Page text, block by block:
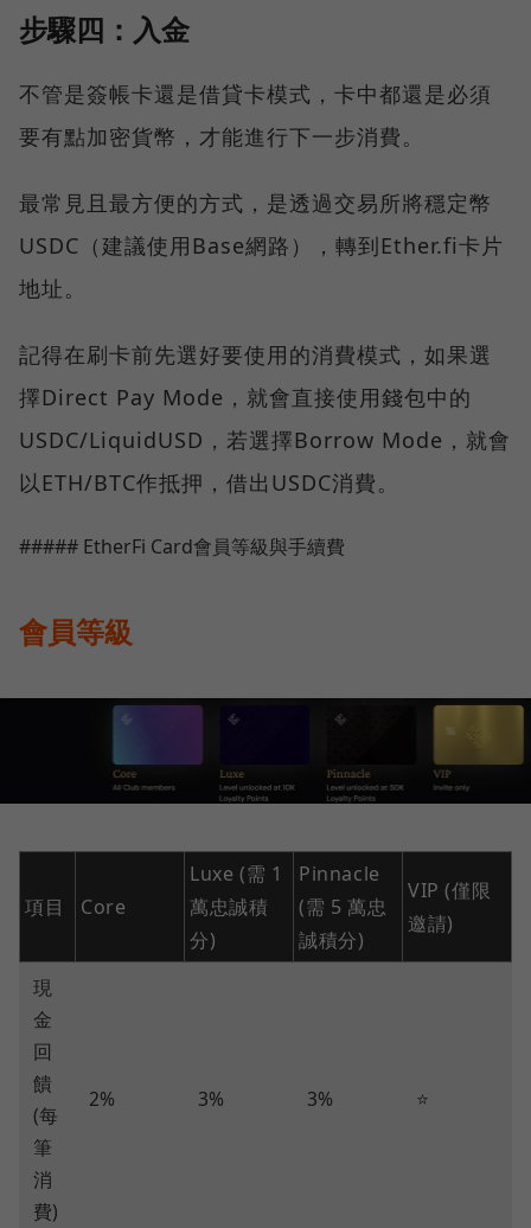
步驟四：入金
不管是簽帳卡還是借貸卡模式，卡中都還是必須
要有點加密貨幣，才能進行下一步消費。
最常見且最方便的方式，是透過交易所將穩定幣
USDC（建議使用Base網路），轉到Ether.fi卡片
地址。
記得在刷卡前先選好要使用的消費模式，如果選
擇Direct Pay Mode，就會直接使用錢包中的
USDC/LiquidUSD，若選擇Borrow Mode，就會
以ETH/BTC作抵押，借出USDC消費。
##### EtherFi Card會員等級與手續費
會員等級
項目 Core
Luxe (需 1
萬忠誠積
分)
Pinnacle
(需 5 萬忠
誠積分)
VIP (僅限
邀請)
現
金
回
饋
(每
筆
消
費)
2% 3% 3% ⭐